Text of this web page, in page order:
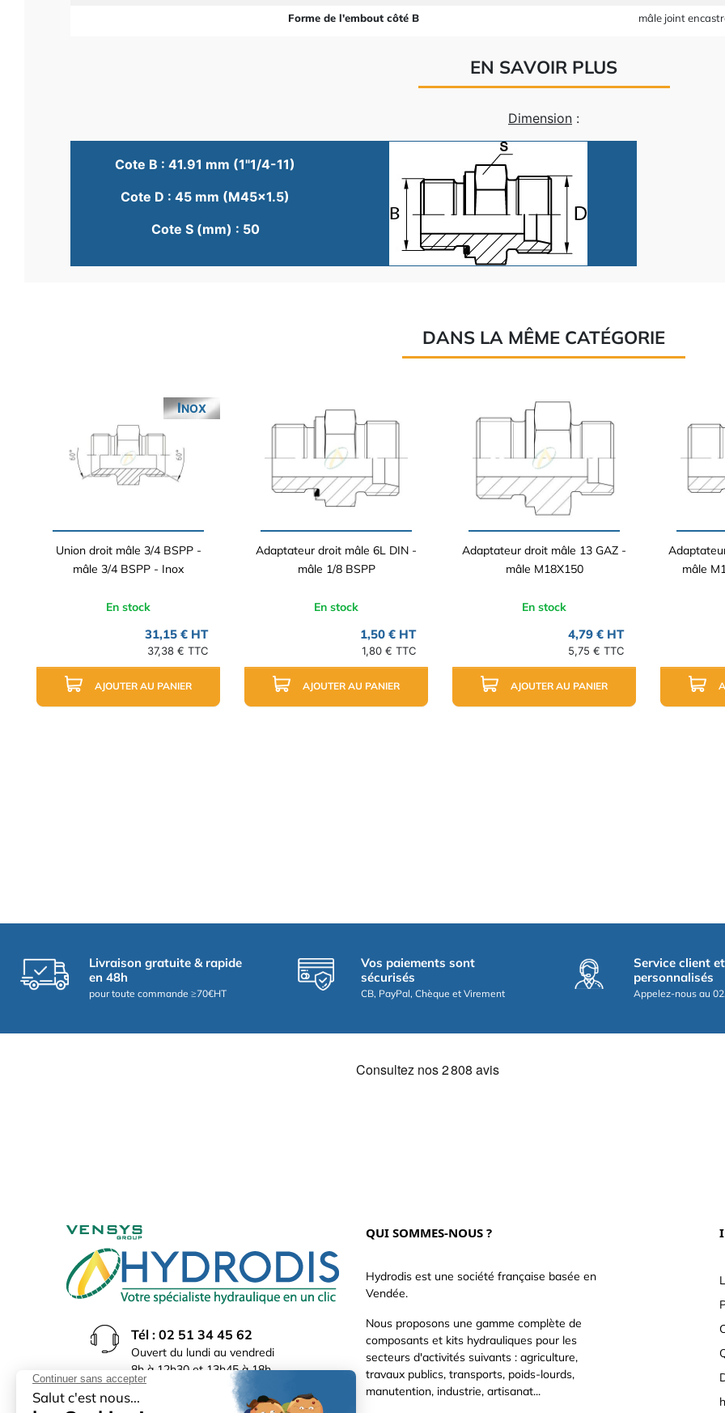
Forme de l'embout côté B mâle joint
EN SAVOIR PLUS
Dimension :
Cote B : 41.91 mm (1"1/4-11)
Cote D : 45 mm (M45x1.5)
Cote S (mm) : 50
DANS LA MÊME CATÉGORIE
Union droit mâle 3/4 BSPP -
mâle 3/4 BSPP - Inox
En stock
31,15 € HT
37,38 € TTC
AJOUTER AU PANIER
INOX
Adaptateur droit mâle 6L DIN -
mâle 1/8 BSPP
En stock
1,50 € HT
1,80 € TTC
AJOUTER AU PANIER
Adaptateur droit mâle 13 GAZ -
mâle M18X150
En stock
4,79 € HT
5,75 € TTC
AJOUTER AU PANIER
mâle
Livraison gratuite & rapide
en 48h
pour toute commande ≥70€HT
Vos paiements sont
sécurisés
CB, PayPal, Chèque et Virement
Service client
personnalisés
Appelez-nous au
Tél : 02 51 34 45 62
Ouvert du lundi au vendredi
8h à 12h30 et 13h45 à 18h
(17h30 le vendredi)
QUI SOMMES-NOUS ?
Hydrodis est une société française basée en
Vendée.
Nous proposons une gamme complète de
composants et kits hydrauliques pour les
secteurs d'activités suivants : agriculture,
travaux publics, transports, poids-lourds,
manutention, industrie, artisanat...